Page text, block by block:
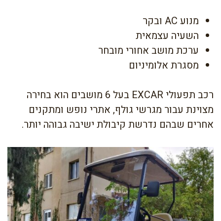
מנוע AC ובקר
השעיה עצמאית
ערכת מושב אחורי מובחר
מסגרת אלומיניום
רכב תפעולי EXCAR בעל 6 מושבים הוא בחירה
מצוינת עבור מגרשי גולף, אתרי נופש ומתקנים
אחרים שבהם נדרשת קיבולת ישיבה גבוהה יותר.